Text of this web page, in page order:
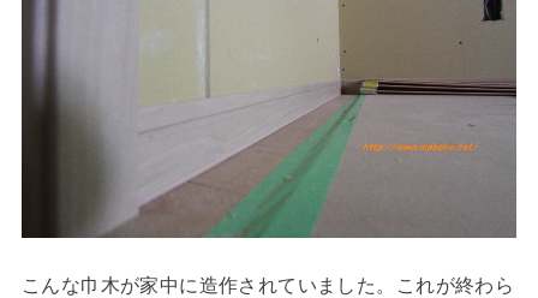
こんな巾木が家中に造作されていました。これが終わら